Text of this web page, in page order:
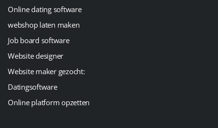
Online dating software
webshop laten maken
Job board software
Website designer
Website maker gezocht:
Datingsoftware
Online platform opzetten